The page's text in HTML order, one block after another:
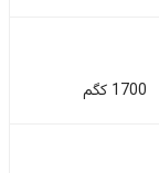
1700 کگم